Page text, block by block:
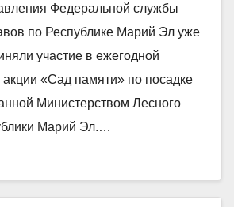
Федеральной службы
по Республике Марий Эл уже
участие в ежегодной
«Сад памяти» по посадке
Министерством Лесного
Марий Эл.…